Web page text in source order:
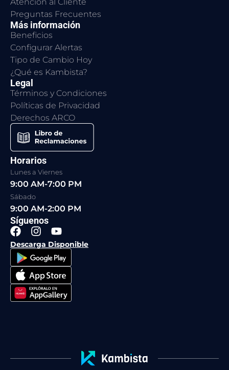
Preguntas Frecuentes
Más información
Beneficios
Configurar Alertas
Tipo de Cambio Hoy
¿Qué es Kambista?
Legal
Términos y Condiciones
Políticas de Privacidad
Derechos ARCO
Horarios
Lunes a Viernes
9:00 AM-7:00 PM
Sábado
9:00 AM-2:00 PM
Síguenos
F
a
c
e
b
o
o
k
I
n
s
t
a
g
r
a
Y
o
u
t
u
b
e
Descarga Disponible